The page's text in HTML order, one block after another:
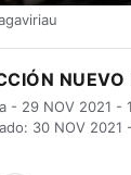
NUEVO
- 29 NOV 2021 -
30 NOV 2021